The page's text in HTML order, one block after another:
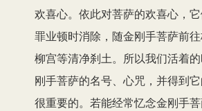
欢喜心。依此对菩萨的欢喜心，
罪业顿时消除，随金刚手菩萨前
柳宫等清净刹土。所以我们活着
刚手菩萨的名号、心咒，并得到
很重要的。若能经常忆念金刚手